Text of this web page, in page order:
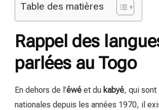
Table des matières
Rappel des
parlées au Togo
En dehors de l’éwé et du kabyé, qui sont
nationales depuis les années 1970, il